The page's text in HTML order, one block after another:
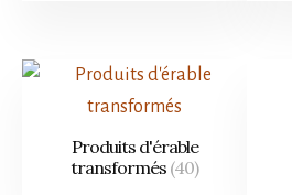
Produits d'érable
transformés (40)